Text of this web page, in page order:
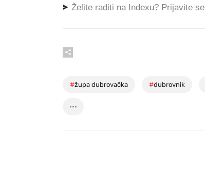
Želite raditi na Indexu? Prijavite se
#župa dubrovačka #dubrovnik